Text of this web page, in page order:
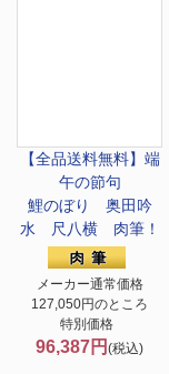
【全品送料無料】端
午の節句
鯉のぼり 奥田吟
水 尺八横 肉筆！
メーカー通常価格
127,050円のところ
特別価格
96,387円(税込)